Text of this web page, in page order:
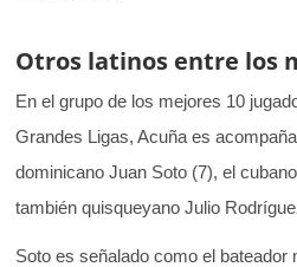
Otros latinos entre los
En el grupo de los mejores 10
Grandes Ligas, Acuña es
dominicano Juan Soto (7), el
también quisqueyano Julio
Soto es señalado como el bateador